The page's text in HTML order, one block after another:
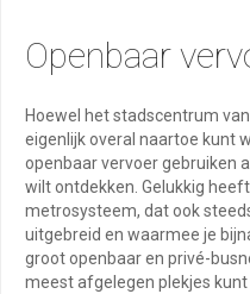
Openbaar
Hoewel het stadscentrum
eigenlijk overal naartoe kunt
openbaar vervoer gebruiken
wilt ontdekken. Gelukkig
metrosysteem, dat ook
uitgebreid en waarmee je
groot openbaar en privé-
meest afgelegen plekjes